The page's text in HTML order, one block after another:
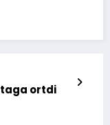
ortdi